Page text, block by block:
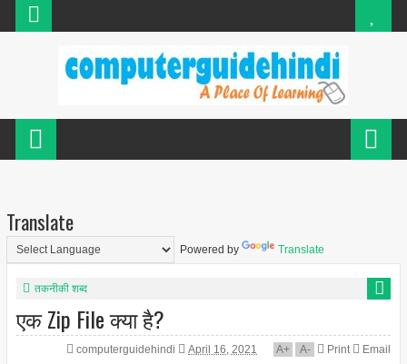
Translate
Powered by Translate
तकनीकी शब्द
एक Zip File क्या है?
computerguidehindi April 16, 2021 A+ A- Print Email